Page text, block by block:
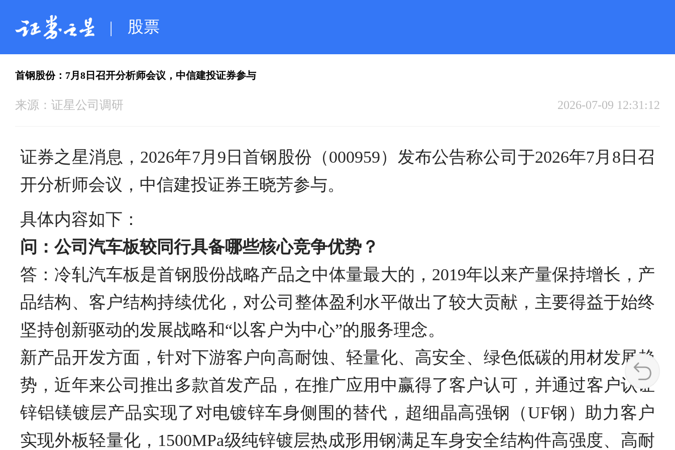
| 股票
首钢股份：7月8日召开分析师会议，中信建投证券参与
来源： 证星公司调研 2026-07-09 12:31:12
证券之星消息，2026年7月9日首钢股份（000959）发布公告称公司于2026年7月8日召
开分析师会议，中信建投证券王晓芳参与。
具体内容如下：
问：公司汽车板较同行具备哪些核心竞争优势？
答：冷轧汽车板是首钢股份战略产品之中体量最大的，2019年以来产量保持增长，产
品结构、客户结构持续优化，对公司整体盈利水平做出了较大贡献，主要得益于始终
坚持创新驱动的发展战略和“以客户为中心”的服务理念。
新产品开发方面，针对下游客户向高耐蚀、轻量化、高安全、绿色低碳的用材发展趋
势，近年来公司推出多款首发产品，在推广应用中赢得了客户认可，并通过客户认证
锌铝镁镀层产品实现了对电镀锌车身侧围的替代，超细晶高强钢（UF钢）助力客户
实现外板轻量化，1500MPa级纯锌镀层热成形用钢满足车身安全结构件高强度、高耐